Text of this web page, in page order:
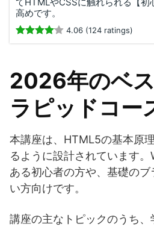
高めです。
4.06 (124 ratings)
2026年のベ
ラピッドコー
本講座は、HTML5の基本原
るように設計されています
ある初心者の方や、基礎の
い方向けです。
講座の主なトピックのうち